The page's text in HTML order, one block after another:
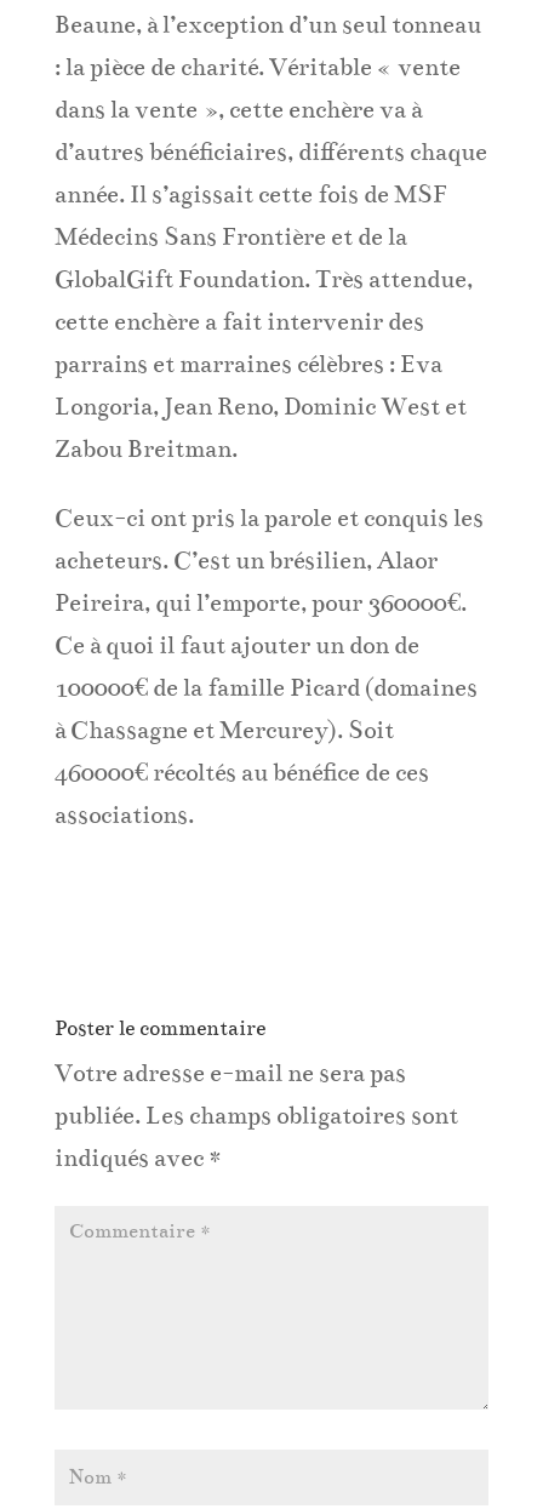
Beaune, à l’exception d’un seul tonneau
: la pièce de charité. Véritable « vente
dans la vente », cette enchère va à
d’autres bénéficiaires, différents chaque
année. Il s’agissait cette fois de MSF
Médecins Sans Frontière et de la
GlobalGift Foundation. Très attendue,
cette enchère a fait intervenir des
parrains et marraines célèbres : Eva
Longoria, Jean Reno, Dominic West et
Zabou Breitman.
Ceux-ci ont pris la parole et conquis les
acheteurs. C’est un brésilien, Alaor
Peireira, qui l’emporte, pour 360000€.
Ce à quoi il faut ajouter un don de
100000€ de la famille Picard (domaines
à Chassagne et Mercurey). Soit
460000€ récoltés au bénéfice de ces
associations.
Poster le commentaire
Votre adresse e-mail ne sera pas
publiée. Les champs obligatoires sont
indiqués avec *